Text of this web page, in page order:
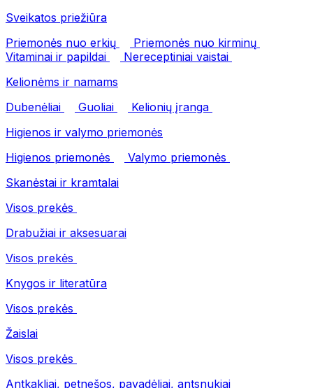
Sveikatos priežiūra
Priemonės nuo erkių
Priemonės nuo kirminų
Vitaminai ir papildai
Nereceptiniai vaistai
Kelionėms ir namams
Dubenėliai
Guoliai
Kelionių įranga
Higienos ir valymo priemonės
Higienos priemonės
Valymo priemonės
Skanėstai ir kramtalai
Visos prekės
Drabužiai ir aksesuarai
Visos prekės
Knygos ir literatūra
Visos prekės
Žaislai
Visos prekės
Antkakliai, petnešos, pavadėliai, antsnukiai